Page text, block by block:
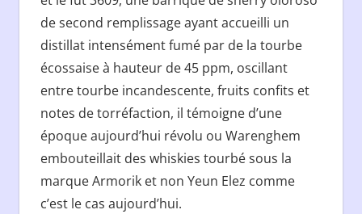
de second remplissage ayant accueilli un
distillat intensément fumé par de la tourbe
écossaise à hauteur de 45 ppm, oscillant
entre tourbe incandescente, fruits confits et
notes de torréfaction, il témoigne d’une
époque aujourd’hui révolu ou Warenghem
embouteillait des whiskies tourbé sous la
marque Armorik et non Yeun Elez comme
c’est le cas aujourd’hui.